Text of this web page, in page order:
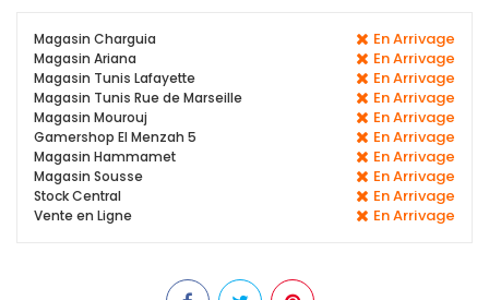
Magasin Charguia En Arrivage
Magasin Ariana En Arrivage
Magasin Tunis Lafayette En Arrivage
Magasin Tunis Rue de Marseille En Arrivage
Magasin Mourouj En Arrivage
Gamershop El Menzah 5 En Arrivage
Magasin Hammamet En Arrivage
Magasin Sousse En Arrivage
Stock Central En Arrivage
Vente en Ligne En Arrivage